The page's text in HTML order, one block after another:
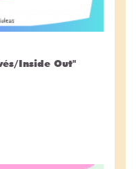
Inside Out"